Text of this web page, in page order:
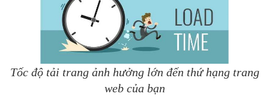
Tốc độ tải trang ảnh hưởng lớn đến thứ hạng trang
web của bạn